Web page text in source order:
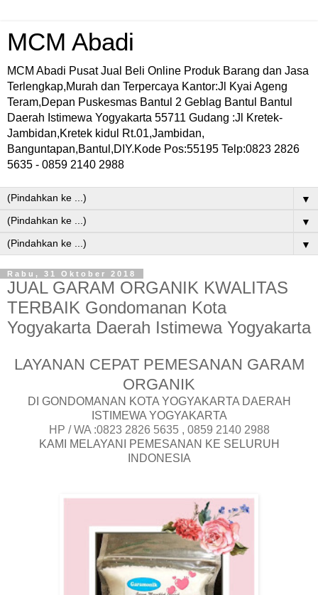
MCM Abadi
MCM Abadi Pusat Jual Beli Online Produk Barang dan Jasa
Terlengkap,Murah dan Terpercaya Kantor:Jl Kyai Ageng
Teram,Depan Puskesmas Bantul 2 Geblag Bantul Bantul
Daerah Istimewa Yogyakarta 55711 Gudang :Jl Kretek-
Jambidan,Kretek kidul Rt.01,Jambidan,
Banguntapan,Bantul,DIY.Kode Pos:55195 Telp:0823 2826
5635 - 0859 2140 2988
▼
▼
▼
Rabu, 31 Oktober 2018
JUAL GARAM ORGANIK KWALITAS
TERBAIK Gondomanan Kota
Yogyakarta Daerah Istimewa Yogyakarta
LAYANAN CEPAT PEMESANAN GARAM
ORGANIK
DI GONDOMANAN KOTA YOGYAKARTA DAERAH
ISTIMEWA YOGYAKARTA
HP / WA :0823 2826 5635 , 0859 2140 2988
KAMI MELAYANI PEMESANAN KE SELURUH
INDONESIA